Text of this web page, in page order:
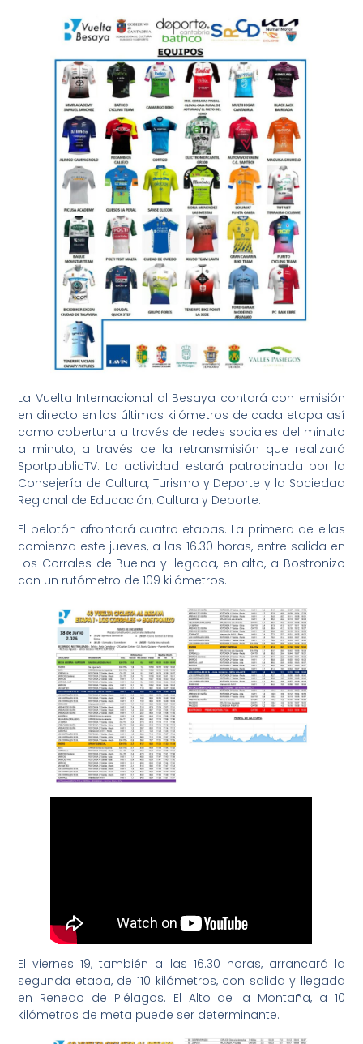
La Vuelta Internacional al Besaya contará con emisión
en directo en los últimos kilómetros de cada etapa así
como cobertura a través de redes sociales del minuto
a minuto, a través de la retransmisión que realizará
SportpublicTV. La actividad estará patrocinada por la
Consejería de Cultura, Turismo y Deporte y la Sociedad
Regional de Educación, Cultura y Deporte.
El pelotón afrontará cuatro etapas. La primera de ellas
comienza este jueves, a las 16.30 horas, entre salida en
Los Corrales de Buelna y llegada, en alto, a Bostronizo
con un rutómetro de 109 kilómetros.
El viernes 19, también a las 16.30 horas, arrancará la
segunda etapa, de 110 kilómetros, con salida y llegada
en Renedo de Piélagos. El Alto de la Montaña, a 10
kilómetros de meta puede ser determinante.